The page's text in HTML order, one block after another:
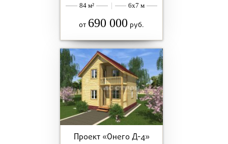
84 м² 6x7 м
от 690 000 руб.
Проект «Онего Д-4»